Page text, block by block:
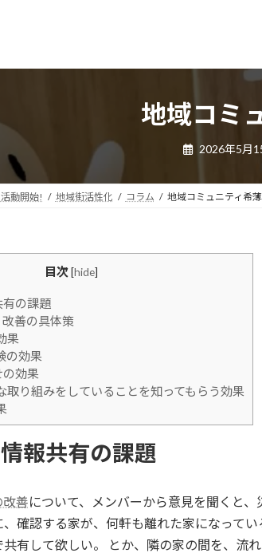
地域コミ
2026年5月
動開始! 地域街活性化 コラム 地域コミュニティ希
目次[hide]
有の課題
善の具体策
果
の効果
効果
取り組みをしていることを知ってもらう効果
報共有の課題
善について、メンバーから意見を聞くと
確認する家が、何軒も離れた家になって
共有して欲しい。 とか、隣の家の間を、流